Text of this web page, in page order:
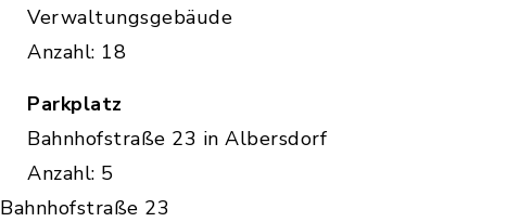
Verwaltungsgebäude
Anzahl: 18
Parkplatz
Bahnhofstraße 23 in Albersdorf
Anzahl: 5
Bahnhofstraße 23